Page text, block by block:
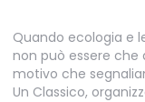
Quando ecologia e
non può essere che
motivo che
Un Classico,